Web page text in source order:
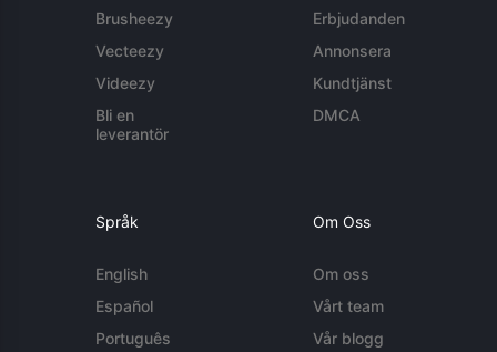
Brusheezy
Vecteezy
Videezy
Bli en
leverantör
Erbjudanden
Annonsera
Kundtjänst
DMCA
Språk
English
Español
Português
Om Oss
Om oss
Vårt team
Vår blogg